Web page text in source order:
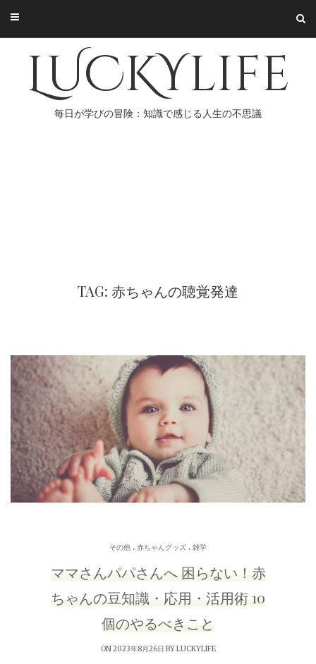
content
LUCKYlife
毎日が学びの冒険：知識で感じる人生の不思議
TAG: 赤ちゃんの聴覚発達
その他 . 赤ちゃんグッズ . 雑学
ママさんパパさんへ 困らない！赤
ちゃんの豆知識・応用・活用術 10
個のやるべきこと
ON 2023年8月26日 BYLUCKYLIFE